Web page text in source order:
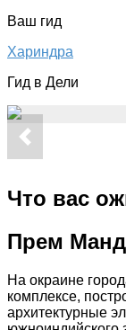
Ваш гид
Хариндра
Гид в Дели
Что вас
Прем
На окраине
комплексе,
архитектурные